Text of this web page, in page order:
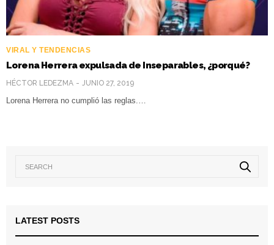
VIRAL Y TENDENCIAS
Lorena Herrera expulsada de Inseparables, ¿porqué?
HÉCTOR LEDEZMA JUNIO 27, 2019
Lorena Herrera no cumplió las reglas.…
LATEST POSTS